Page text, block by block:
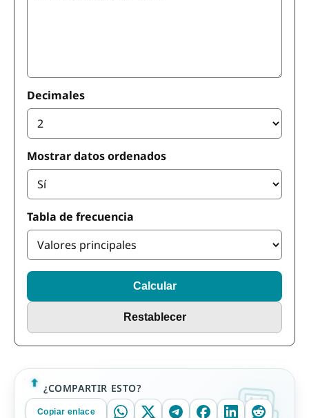
Decimales
Mostrar datos ordenados
Tabla de frecuencia
Calcular
Restablecer
¿COMPARTIR ESTO?
Copiar enlace